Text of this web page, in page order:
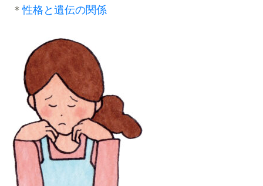
＊性格と遺伝の関係